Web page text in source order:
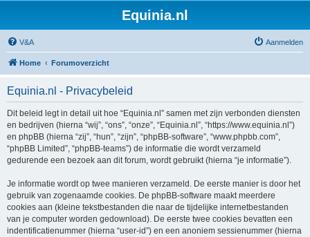
Equinia.nl
V&A Aanmelden
Home Forumoverzicht
Equinia.nl - Privacybeleid
Dit beleid legt in detail uit hoe “Equinia.nl” samen met zijn verbonden diensten
en bedrijven (hierna “wij”, “ons”, “onze”, “Equinia.nl”, “https://www.equinia.nl”)
en phpBB (hierna “zij”, “hun”, “zijn”, “phpBB-software”, “www.phpbb.com”,
“phpBB Limited”, “phpBB-teams”) de informatie die wordt verzameld
gedurende een bezoek aan dit forum, wordt gebruikt (hierna “je informatie”).
Je informatie wordt op twee manieren verzameld. De eerste manier is door het
gebruik van zogenaamde cookies. De phpBB-software maakt meerdere
cookies aan (kleine tekstbestanden die naar de tijdelijke internetbestanden
van je computer worden gedownload). De eerste twee cookies bevatten een
indentificatienummer (hierna “user-id”) en een anoniem sessienummer (hierna